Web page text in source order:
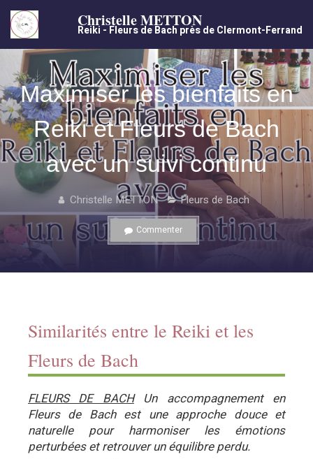
Christelle METTON
Reiki - Fleurs de Bach près de Clermont-Ferrand
Maximiser les bienfaits en
Reiki et Fleurs de Bach
avec un suivi continu
Christelle METTON Fleurs de Bach
Commenter
Similarités entre le Reiki et les
Fleurs de Bach
FLEURS DE BACHUn accompagnement en
Fleurs de Bach est une approche douce et
naturelle pour harmoniser les émotions
perturbées et retrouver un équilibre perdu.